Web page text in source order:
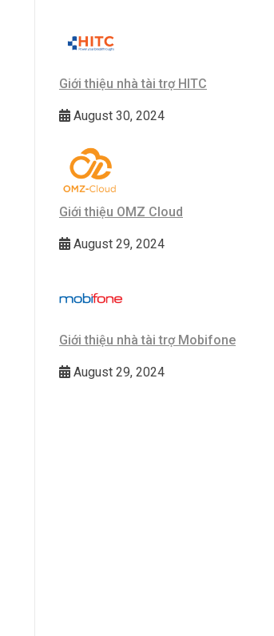
Giới thiệu nhà tài trợ HITC
August 30, 2024
Giới thiệu OMZ Cloud
August 29, 2024
Giới thiệu nhà tài trợ Mobifone
August 29, 2024